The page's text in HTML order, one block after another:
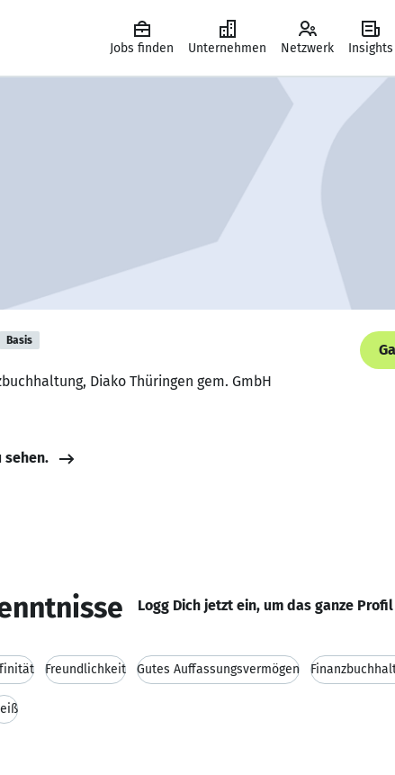
Jobs finden Unternehmen Netzwerk Insights
Basis
Diako Thüringen gem. GmbH
sehen.
Logg Dich jetzt ein, um das ganze
Freundlichkeit Gutes Auffassungsvermögen